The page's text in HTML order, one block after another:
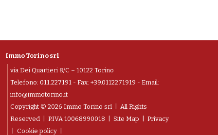
Immo Torino srl
via Dei Quartieri 8/C – 10122 Torino
Telefono: 011.227191- Fax: +39.0112271919 - Email:
info@immotorino.it
Copyright © 2026 Immo Torino srl | All Rights
Reserved | P.IVA 10068990018 Site Map
Privacy
Cookie policy|